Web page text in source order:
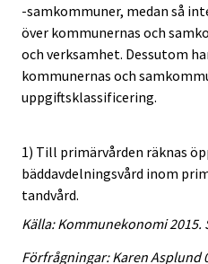
-samkommuner, medan så
över kommunernas och
och verksamhet. Dessutom
kommunernas och
uppgiftsklassificering.
1) Till primärvården räknas
bäddavdelningsvård inom
tandvård.
Källa: Kommunekonomi
Förfrågningar: Karen Asplund